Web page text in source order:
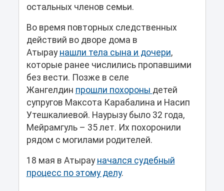
остальных членов семьи.
Во время повторных следственных
действий во дворе дома в
Атырау нашли тела сына и дочери,
которые ранее числились пропавшими
без вести. Позже в селе
Жангелдин прошли похороны детей
супругов Максота Карабалина и Насип
Утешкалиевой. Наурызу было 32 года,
Мейрамгуль – 35 лет. Их похоронили
рядом с могилами родителей.
18 мая в Атырау начался судебный
процесс по этому делу.